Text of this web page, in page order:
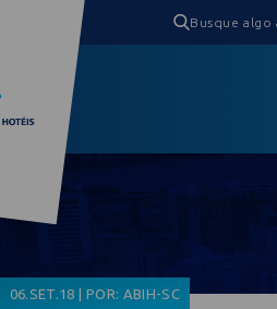
06.SET.18 | POR: ABIH-SC